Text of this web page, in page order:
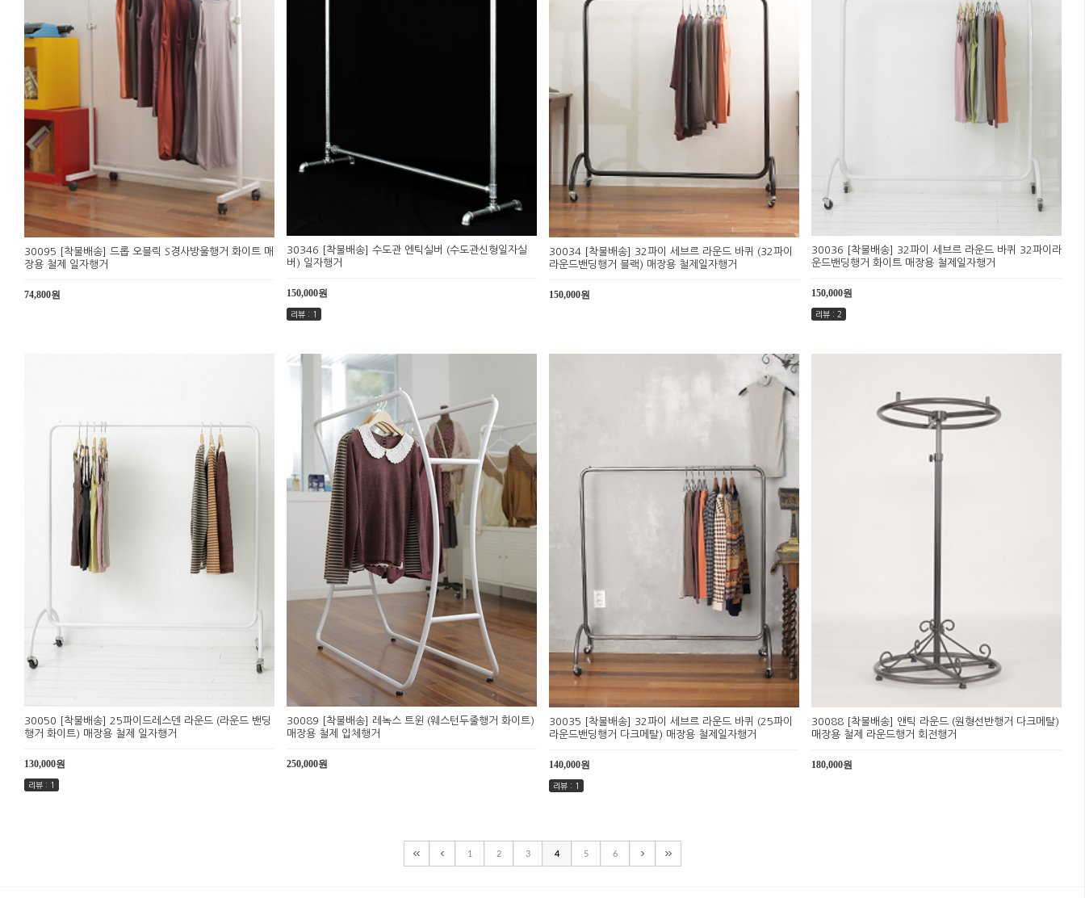
30095 [착불배송] 드롭 오블릭 S경사방울행거 화이트 매
장용 철제 일자행거
74,800원
30346 [착불배송] 수도관 엔틱실버 (수도관신형일자실
버) 일자행거
150,000원
리뷰 : 1
30034 [착불배송] 32파이 세브르 라운드 바퀴 (32파이
라운드밴딩행거 블랙) 매장용 철제일자행거
150,000원
30036 [착불배송] 32파이 세브르 라운드 바퀴 32파이라
운드밴딩행거 화이트 매장용 철제일자행거
150,000원
리뷰 : 2
30050 [착불배송] 25파이드레스덴 라운드 (라운드 밴딩
행거 화이트) 매장용 철제 일자행거
130,000원
리뷰 : 1
30089 [착불배송] 레녹스 트윈 (웨스턴두줄행거 화이트)
매장용 철제 입체행거
250,000원
30035 [착불배송] 32파이 세브르 라운드 바퀴 (25파이
라운드밴딩행거 다크메탈) 매장용 철제일자행거
140,000원
리뷰 : 1
30088 [착불배송] 앤틱 라운드 (원형선반행거 다크메탈)
매장용 철제 라운드행거 회전행거
180,000원
1 2 3 4 5 6